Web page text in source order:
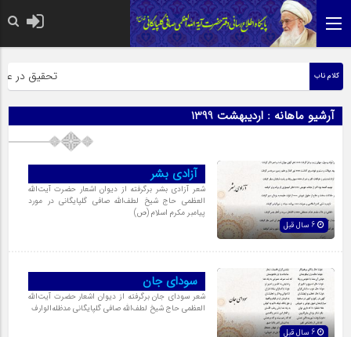
کلام ناب تحقیق در
آرشیو ماهانه : اردیبهشت 1399
آزادی بشر
شعر آزادی بشر برگرفته از دیوان اشعار حضرت آیت‌اللّه
العظمی حاج شیخ لطف‌اللّه صافی گلپایگانی در مورد
پیامبر مکرم اسلام (ص)
سودای جان
شعر سودای جان برگرفته از دیوان اشعار حضرت آیت‌اللّه
العظمی حاج شیخ لطف‌اللّه صافی گلپایگانی مدظله‌الوارف